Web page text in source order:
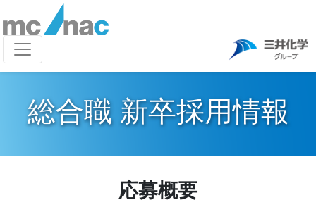
総合職 新卒採用情報
応募概要